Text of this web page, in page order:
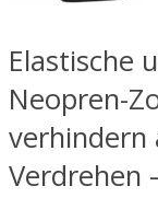
Elastische
Neopren-
verhindern
Verdrehen